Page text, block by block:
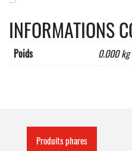
A
TOUT
INFORMATIONS
Poids 0.000 kg
Produits phares